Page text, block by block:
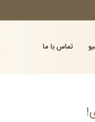
تماس با ما